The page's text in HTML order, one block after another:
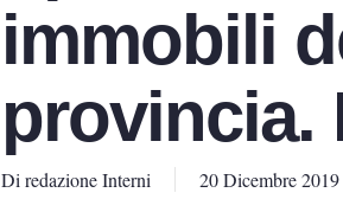
immobili
provincia.
Di redazione Interni 20 Dicembre 2019